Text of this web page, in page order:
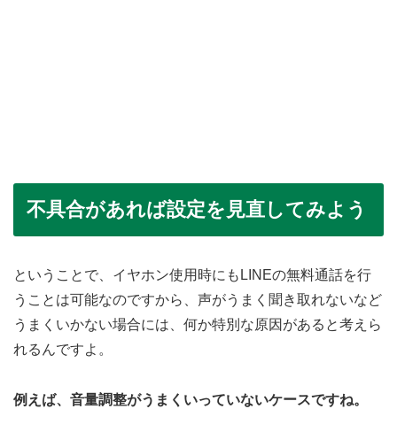
不具合があれば設定を見直してみよう
ということで、イヤホン使用時にもLINEの無料通話を行
うことは可能なのですから、声がうまく聞き取れないなど
うまくいかない場合には、何か特別な原因があると考えら
れるんですよ。
例えば、音量調整がうまくいっていないケースですね。